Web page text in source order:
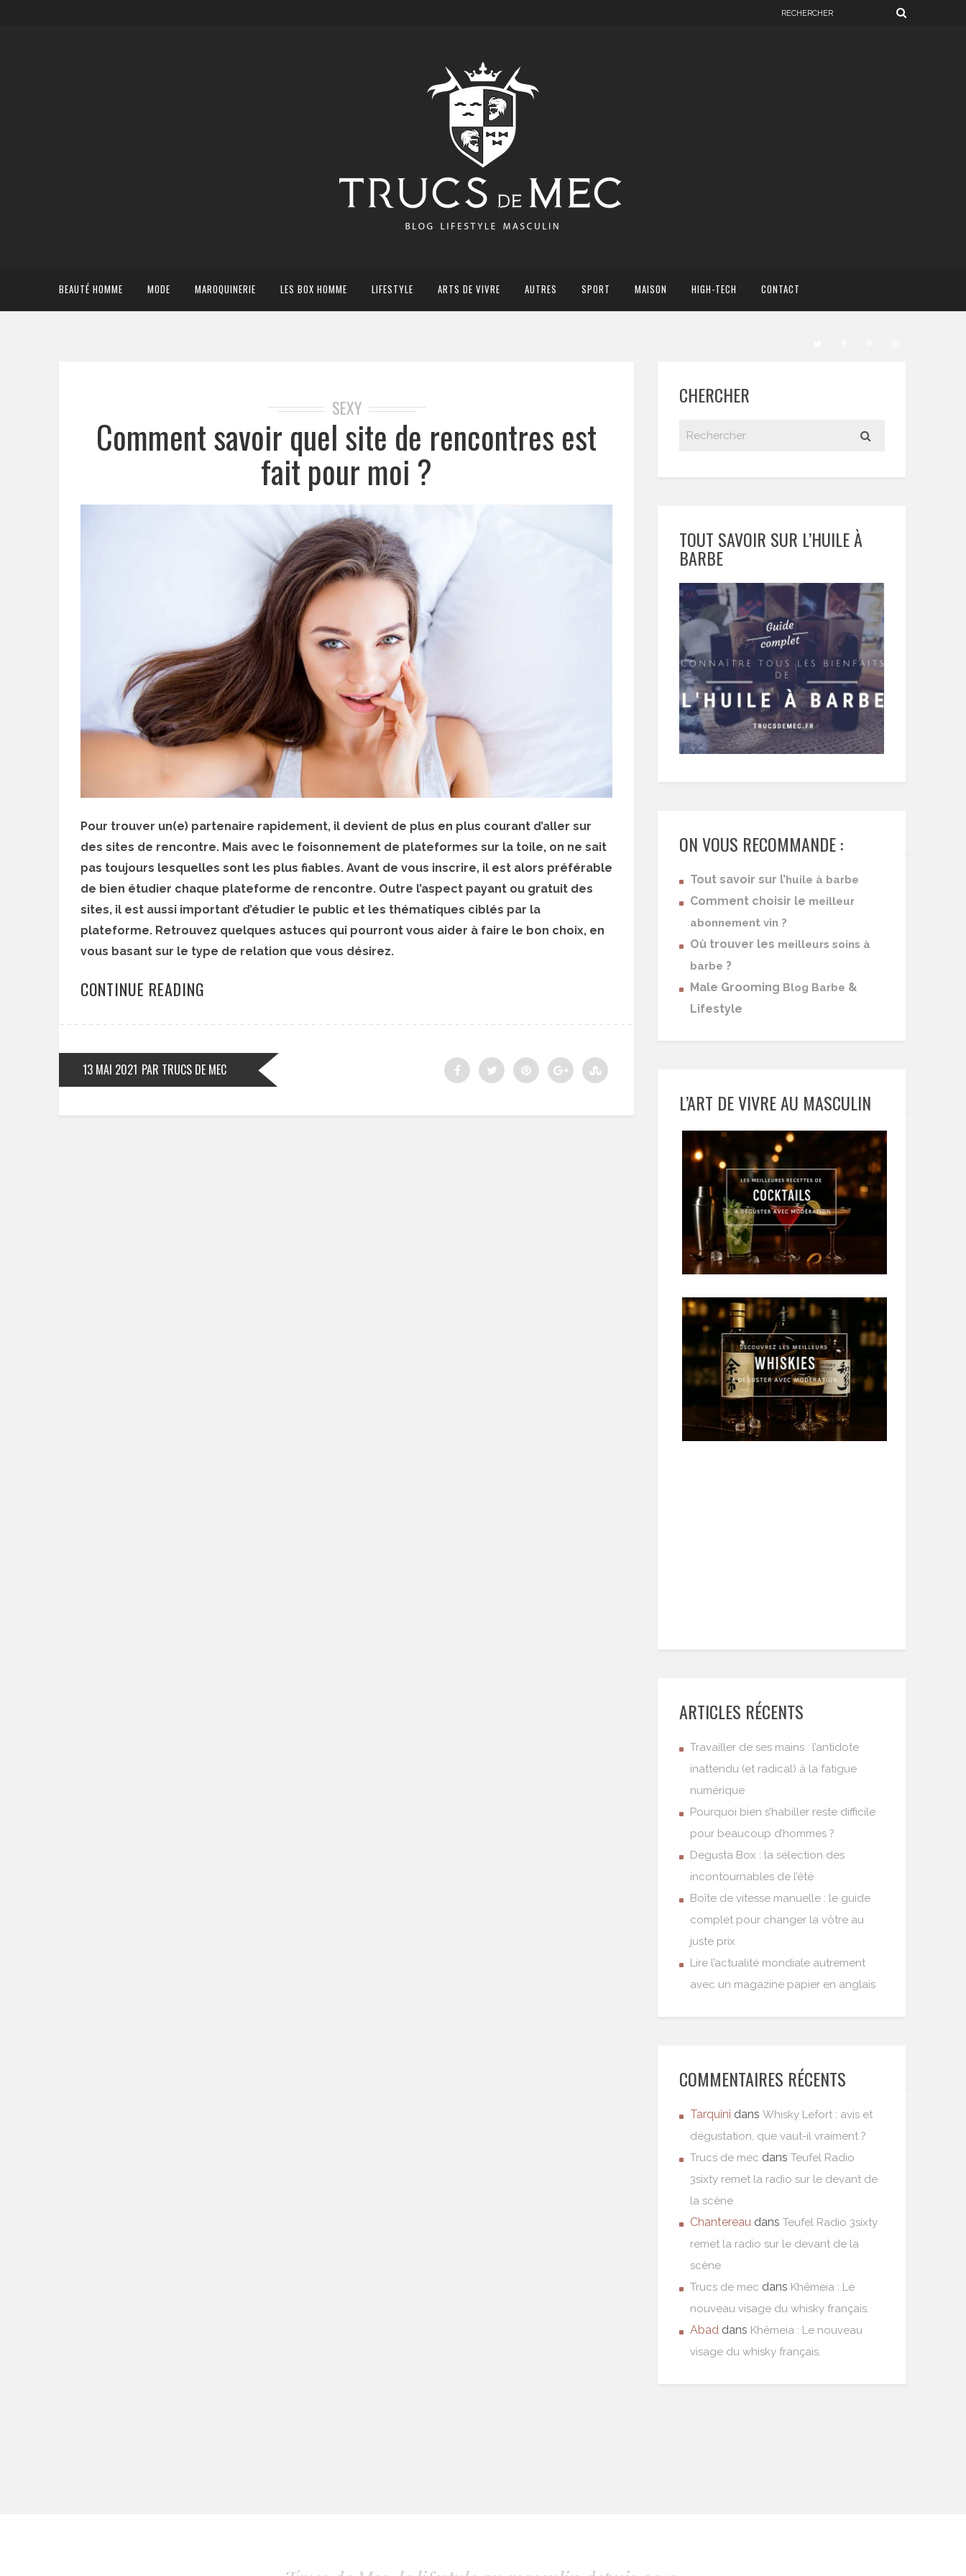
BEAUTÉ HOMME MODE MAROQUINERIE LES BOX HOMME LIFESTYLE ARTS DE VIVRE AUTRES SPORT MAISON HIGH-TECH CONTACT
SEXY
Comment savoir quel site de rencontres est
fait pour moi ?
Pour trouver un(e) partenaire rapidement, il devient de plus en plus courant d’aller sur
des sites de rencontre. Mais avec le foisonnement de plateformes sur la toile, on ne sait
pas toujours lesquelles sont les plus fiables. Avant de vous inscrire, il est alors préférable
de bien étudier chaque plateforme de rencontre. Outre l’aspect payant ou gratuit des
sites, il est aussi important d’étudier le public et les thématiques ciblés par la
plateforme. Retrouvez quelques astuces qui pourront vous aider à faire le bon choix, en
vous basant sur le type de relation que vous désirez.
CONTINUE READING
13 MAI 2021 PAR TRUCS DE MEC
CHERCHER
TOUT SAVOIR SUR L’HUILE À
BARBE
ON VOUS RECOMMANDE :
Tout savoir sur l’ huile à barbe
Comment choisir le meilleur
abonnement vin ?
Où trouver les meilleurs soins à
barbe ?
Male Grooming Blog Barbe &
Lifestyle
L’ART DE VIVRE AU MASCULIN
ARTICLES RÉCENTS
Travailler de ses mains : l’antidote
inattendu (et radical) à la fatigue
numérique
Pourquoi bien s’habiller reste difficile
pour beaucoup d’hommes ?
Degusta Box : la sélection des
incontournables de l’été
Boîte de vitesse manuelle : le guide
complet pour changer la vôtre au
juste prix
Lire l’actualité mondiale autrement
avec un magazine papier en anglais
COMMENTAIRES RÉCENTS
Tarquini dans Whisky Lefort : avis et
dégustation, que vaut-il vraiment ?
Trucs de mec dans Teufel Radio
3sixty remet la radio sur le devant de
la scène
Chantereau dans Teufel Radio 3sixty
remet la radio sur le devant de la
scène
Trucs de mec dans Khêmeia : Le
nouveau visage du whisky français.
Abad dans Khêmeia : Le nouveau
visage du whisky français.